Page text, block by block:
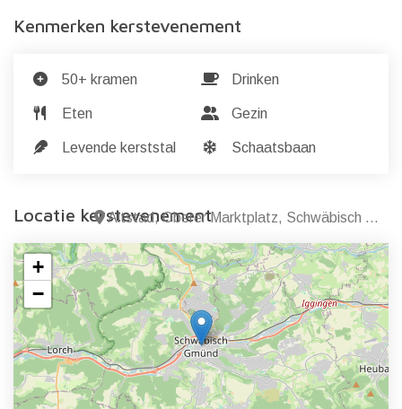
Kenmerken kerstevenement
50+ kramen Drinken
Eten Gezin
Levende kerststal Schaatsbaan
Locatie kerstevenement
Altstad, Oberer Marktplatz, Schwäbisch Gmünd
+
−